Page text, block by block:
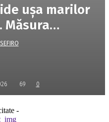
uşa marilor
Măsura…
SEFIRO
69 0
-